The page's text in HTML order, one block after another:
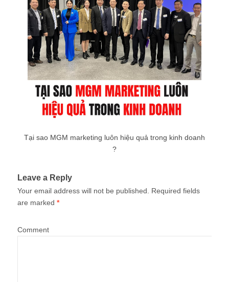
Tại sao MGM marketing luôn hiệu quả trong kinh doanh
?
Leave a Reply
Your email address will not be published.
Required fields
are marked *
Comment